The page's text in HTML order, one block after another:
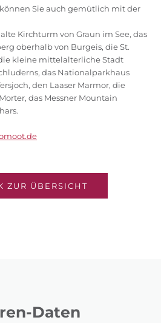
Sie auch gemütlich mit der
Kirchturm von Graun im See, das
oberhalb von Burgeis, die St.
kleine mittelalterliche Stadt
das Nationalparkhaus
den Laaser Marmor, die
das Messner Mountain
ZUR ÜBERSICHT
Daten